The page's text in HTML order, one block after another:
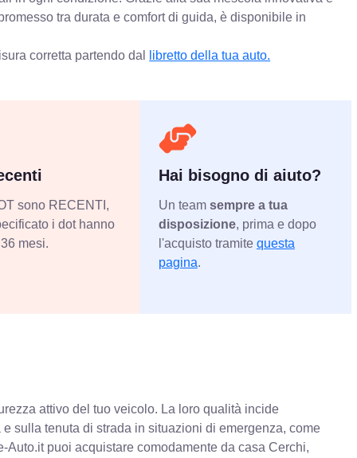
tra durata e comfort di guida, è disponibile in
corretta partendo dal libretto della tua auto.
sono RECENTI,
i dot hanno
mesi.
Hai bisogno di aiuto?
Un team sempre a tua
disposizione, prima e dopo
l'acquisto tramite questa
pagina.
attivo del tuo veicolo. La loro qualità incide
sulla tenuta di strada in situazioni di emergenza, come
puoi acquistare comodamente da casa Cerchi,